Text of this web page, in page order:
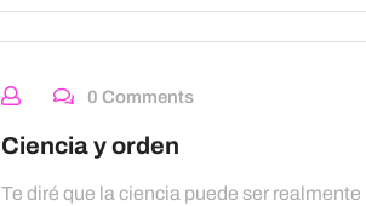
0 Comments
Ciencia y orden
Te diré que la ciencia puede ser realmente